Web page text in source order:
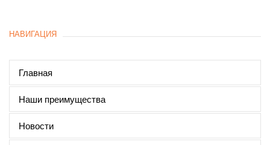
НАВИГАЦИЯ
Главная
Наши преимущества
Новости